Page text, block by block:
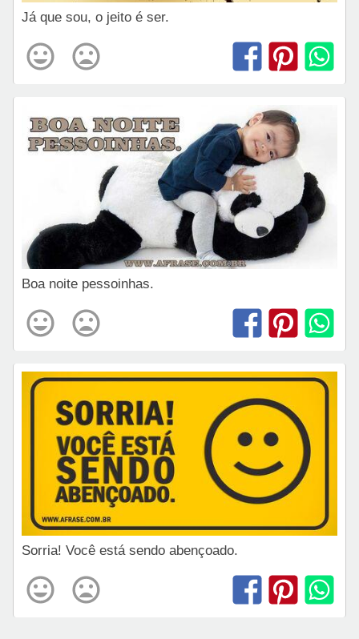
Já que sou, o jeito é ser.
Boa noite pessoinhas.
Sorria! Você está sendo abençoado.